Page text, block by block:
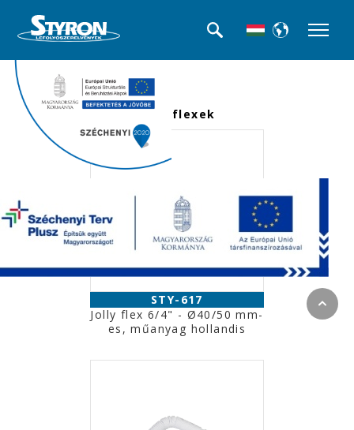
<<< Termék kategóriák
Jolly flexek
STY-617
Jolly flex 6/4" - Ø40/50 mm-
es, műanyag hollandis